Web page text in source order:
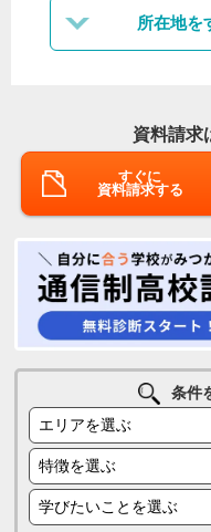
所在地を
資料請求
すぐに
資料請求する
条件